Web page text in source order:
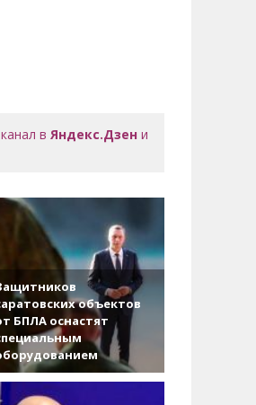
вЯндекс.Дзен и
объектов
БПЛА оснастят